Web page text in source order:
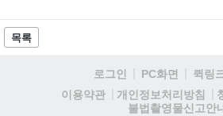
목록
로그인 PC화면 퀵링
이용약관
개인정보처리방침
불법촬영물신고안